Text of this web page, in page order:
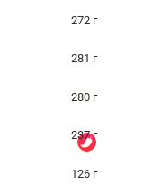
272 г
281 г
280 г
237 г
126 г